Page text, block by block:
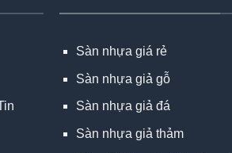
Sàn nhựa giá rẻ
Sàn nhựa giả gỗ
Sàn nhựa giả đá
Sàn nhựa giả thảm